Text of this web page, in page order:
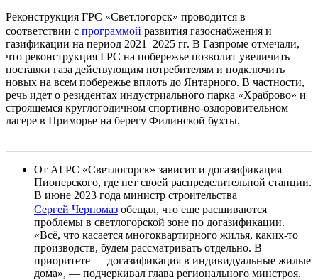
Реконструкция ГРС «Светлогорск» проводится в
соответствии с программой развития газоснабжения и
газификации на период 2021–2025 гг. В Газпроме отмечали,
что реконструкция ГРС на побережье позволит увеличить
поставки газа действующим потребителям и подключить
новых на всем побережье вплоть до Янтарного. В частности,
речь идет о резидентах индустриального парка «Храброво» и
строящемся круглогодичном спортивно-оздоровительном
лагере в Приморье на берегу Филинской бухты.
От АГРС «Светлогорск» зависит и догазификация
Пионерского, где нет своей распределительной станции.
В июне 2023 года министр строительства
Сергей Черномаз обещал, что еще расшиваются
проблемы в светлогорской зоне по догазификации.
«Всё, что касается многоквартирного жилья, каких-то
производств, будем рассматривать отдельно. В
приоритете — догазификация в индивидуальные жилые
дома», — подчеркивал глава регионального минстроя.